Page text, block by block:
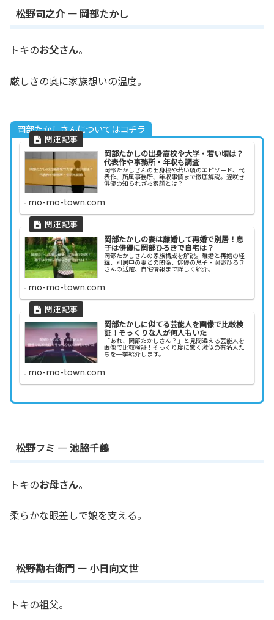
松野司之介 — 岡部たかし
トキのお父さん。
厳しさの奥に家族想いの温度。
岡部たかしさんについてはコチラ
岡部たかしの出身高校や大学・若い頃は？
代表作や事務所・年収も調査
岡部たかしさんの出身校や若い頃のエピソード、代
表作、所属事務所、年収事情まで徹底解説。遅咲き
俳優の知られざる素顔とは？
mo-mo-town.com
岡部たかしの妻は離婚して再婚で別居！息
子は俳優に岡部ひろきで自宅は？
岡部たかしさんの家族構成を解説。離婚と再婚の経
緯、別居中の妻との関係、俳優の息子・岡部ひろき
さんの活躍、自宅情報まで詳しく紹介。
mo-mo-town.com
岡部たかしに似てる芸能人を画像で比較検
証！そっくりな人が何人もいた
「あれ、岡部たかしさん？」と見間違える芸能人を
画像で比較検証！そっくり度に驚く激似の有名人た
ちを一挙紹介します。
mo-mo-town.com
松野フミ — 池脇千鶴
トキのお母さん。
柔らかな眼差しで娘を支える。
松野勘右衛門 — 小日向文世
トキの祖父。